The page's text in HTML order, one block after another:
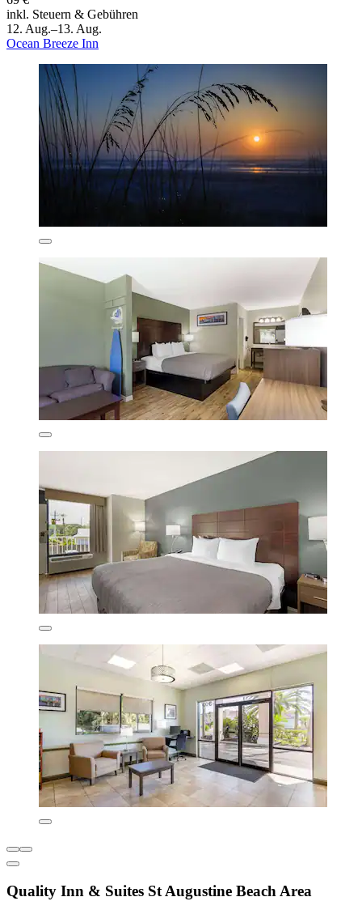
inkl. Steuern & Gebühren
12. Aug.–13. Aug.
Ocean Breeze Inn
Quality Inn & Suites St Augustine Beach Area